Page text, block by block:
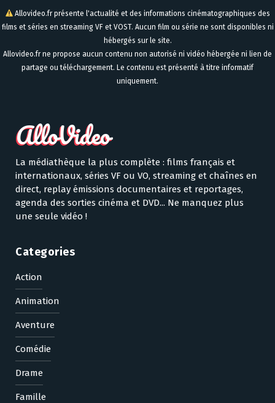
Allovideo.fr présente l'actualité et des informations cinématographiques des
films et séries en streaming VF et VOST. Aucun film ou série ne sont disponibles ni
hébergés sur le site.
Allovideo.fr ne propose aucun contenu non autorisé ni vidéo hébergée ni lien de
partage ou téléchargement. Le contenu est présenté à titre informatif
uniquement.
La médiathèque la plus complète : films français et
internationaux, séries VF ou VO, streaming et chaînes en
direct, replay émissions documentaires et reportages,
agenda des sorties cinéma et DVD... Ne manquez plus
une seule vidéo !
Categories
Action
Animation
Aventure
Comédie
Drame
Famille